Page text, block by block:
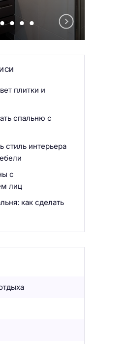
плитки и
спальню с
стиль интерьера
с
лиц
как сделать